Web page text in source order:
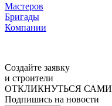
Мастеров
Бригады
Компании
Создайте заявку
и строители
ОТКЛИКНУТЬСЯ САМИ
Подпишись на новости